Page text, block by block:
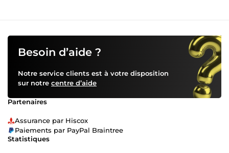
Besoin d’aide ?
Notre service clients est à votre disposition
sur notre centre d’aide
Partenaires
Assurance par Hiscox
Paiements par PayPal Braintree
Statistiques